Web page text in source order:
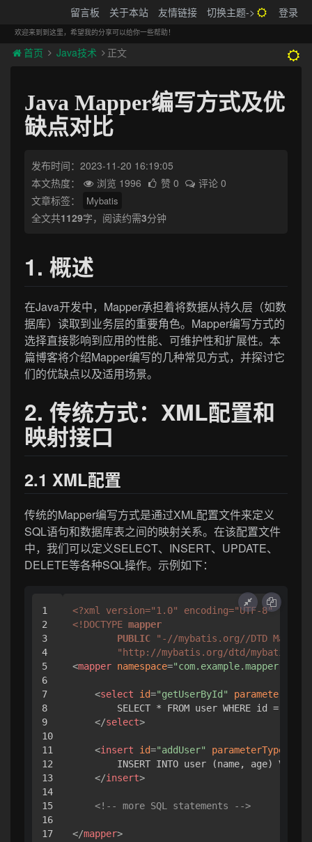
留言板 关于本站 友情链接 切换主题-> 登录
欢迎来到到这里，希望我的分享可以给你一些帮助！
首页 Java技术 正文
Java Mapper编写方式及优
缺点对比
发布时间：2023-11-20 16:19:05
本文热度：
浏览 1996 赞 0
评论 0
文章标签：
Mybatis
全文共1129字，阅读约需3分钟
1. 概述
在Java开发中，Mapper承担着将数据从持久层（如数
据库）读取到业务层的重要角色。Mapper编写方式的
选择直接影响到应用的性能、可维护性和扩展性。本
篇博客将介绍Mapper编写的几种常见方式，并探讨它
们的优缺点以及适用场景。
2. 传统方式：XML配置和
映射接口
2.1 XML配置
传统的Mapper编写方式是通过XML配置文件来定义
SQL语句和数据库表之间的映射关系。在该配置文件
中，我们可以定义SELECT、INSERT、UPDATE、
DELETE等各种SQL操作。示例如下：
1
2
3
4
5
6
7
8
9
10
11
12
13
14
15
16
<?xml version="1.0" encoding="UTF-8" ?>
<!DOCTYPE mapper
PUBLIC
"-//mybatis.org//DTD Mapper
"http://mybatis.org/dtd/mybatis-3-
<mapper namespace=
<select id="getUserById" parameterType
        SELECT * FROM user WHERE id = #{id}
</select>
<insert id="addUser" parameterType
INSERT INTO user (name, age)
</insert>
<!-- more SQL statements -->
</mapper>